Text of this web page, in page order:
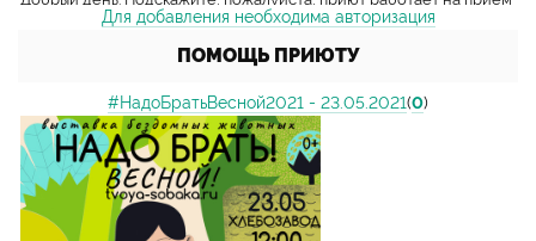
Для добавления необходима авторизация
ПОМОЩЬ ПРИЮТУ
#НадоБратьВесной2021 - 23.05.2021(0)